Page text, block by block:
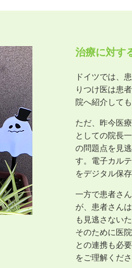
治療に対す
ドイツでは、
りつけ医は患
院へ紹介して
ただ、昨今医
としての院長
の問題点を見
す。電子カル
をデジタル保
一方で患者さ
が、患者さん
も見逃さない
そのために医
との連携も必
をご理解くださ